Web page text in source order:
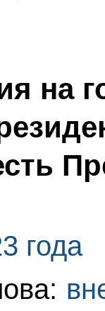
на
года